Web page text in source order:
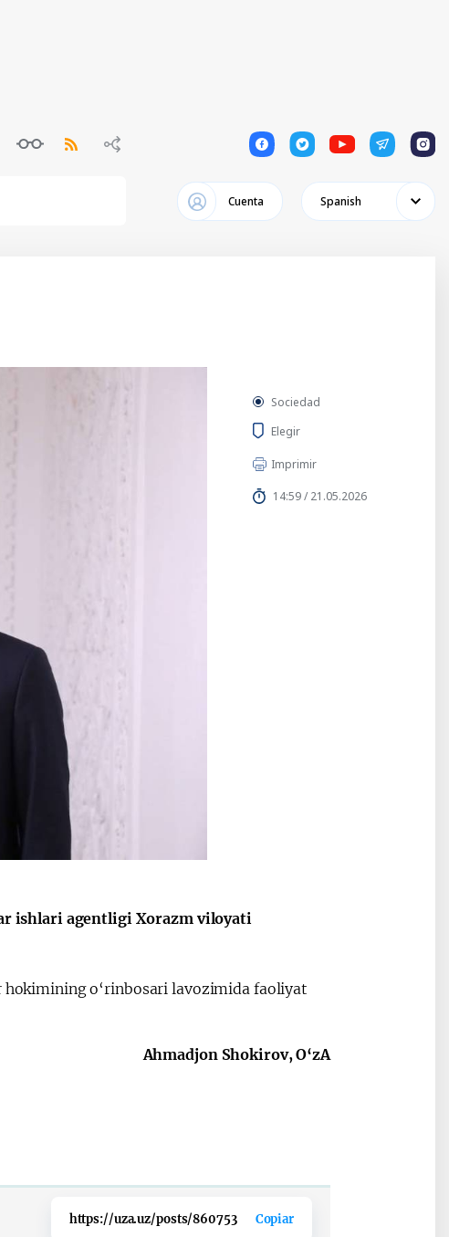
1 1 1 1 1
Cuenta Spanish
Sociedad
Elegir
Imprimir
14:59 / 21.05.2026
ishlari agentligi Xorazm viloyati
hokimining o‘rinbosari lavozimida faoliyat
Ahmadjon Shokirov, O‘zA
https://uza.uz/posts/860753 Copiar